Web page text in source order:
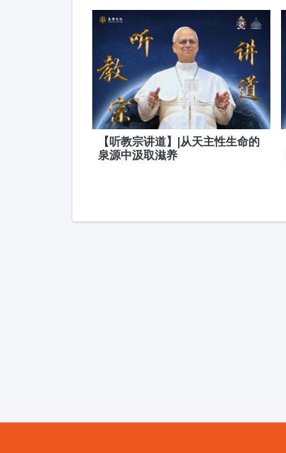
【听教宗讲道】|从天主性生命的
泉源中汲取滋养